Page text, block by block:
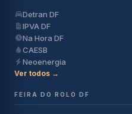
Detran DF
IPVA DF
Na Hora DF
CAESB
Neoenergia
Ver todos →
FEIRA DO ROLO DF